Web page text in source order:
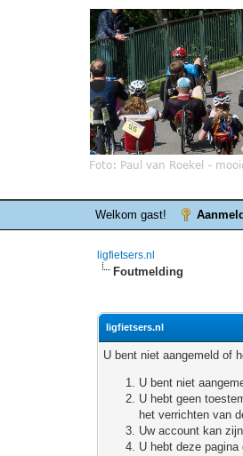
Welkom gast!
ligfietsers.nl
Foutmelding
ligfietsers.nl
U bent niet aangemeld of
U bent niet
U hebt geen
het verrichten van
Uw account kan
U hebt deze